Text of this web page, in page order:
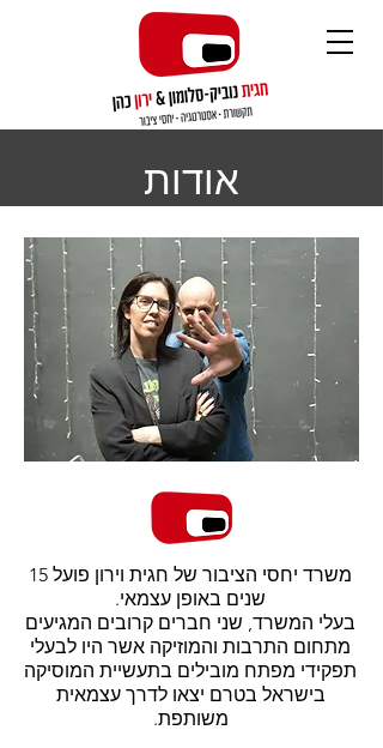
אודות
חגית נוביק סלומון & ירון כהן
תקשורת - אסטרטגיה - יחסי ציבור
משרד יחסי הציבור של חגית וירון פועל 15
שנים באופן עצמאי.
בעלי המשרד, שני חברים קרובים המגיעים
מתחום התרבות והמוזיקה אשר היו לבעלי
תפקידי מפתח מובילים בתעשיית המוסיקה
בישראל בטרם יצאו לדרך עצמאית
משותפת.